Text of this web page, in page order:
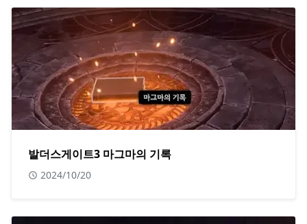
발더스게이트3 마그마의 기록
2024/10/20